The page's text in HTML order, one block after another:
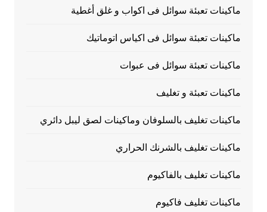
ماكينات تعبئة سوائل فى اكواب و غلق أغطية
ماكينات تعبئة سوائل فى اكياس اتوماتيك
ماكينات تعبئة سوائل فى عبوات
ماكينات تعبئة و تغليف
ماكينات تغليف بالسلوفان وماكينات لصق ليبل دائري
ماكينات تغليف بالشرنك الحراري
ماكينات تغليف بالفاكيوم
ماكينات تغليف فاكيوم